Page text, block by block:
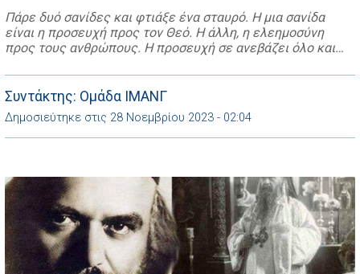
Πάρε δυό σανίδες και φτιάξε ένα σταυρό. Η μια σανίδα
είναι η προσευχή προς τον Θεό. Η άλλη, η ελεημοσύνη
προς τους ανθρώπους. Η προσευχή σε ανεβάζει όλο και
περισσότερο στους γύρω μας ανθρώπους. Η γαλήνη που
δοκιμάζουμε, όταν αναθέσουμε τον εαυτό μας στο θέλημα
του […]
Συντάκτης: Ομάδα ΙΜΑΝΓ
Δημοσιεύτηκε στις 28 Νοεμβρίου 2023 - 02:04